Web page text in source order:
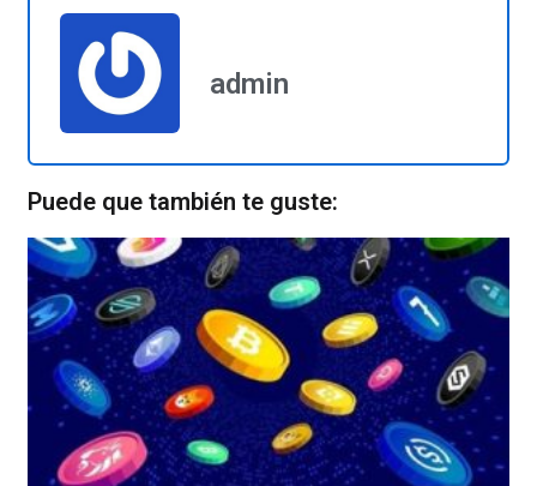
admin
Puede que también te guste: